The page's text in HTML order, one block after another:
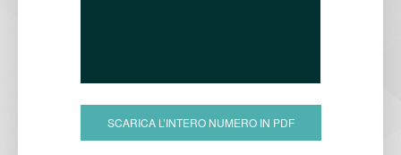
SCARICA L’INTERO NUMERO IN PDF